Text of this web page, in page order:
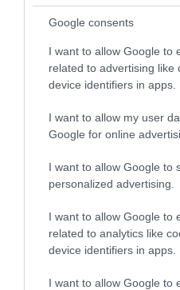
Google consents
I want to allow Google to
related to advertising like
device identifiers in apps.
I want to allow my user
Google for online
I want to allow Google to
personalized advertising.
I want to allow Google to
related to analytics like
device identifiers in apps.
I want to allow Google to